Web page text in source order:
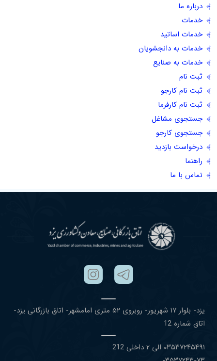
درباره ما
خدمات
خدمات اساتید
خدمات به دانجشویان
خدمات به صنایع
ثبت نام
ثبت نام کارجو
ثبت نام کارفرما
جستجوی مشاغل
جستجوی کارجو
درخواست بازدید
راهنما
تماس با ما
یزد- بلوار ١٧ شهریور- روبروی ۵٢ متری امامشهر- اتاق بازرگانی یزد-
اتاق شماره 12
۰٣۵٣٧٢۴۵۴٩١ الی ۲ داخلی 212